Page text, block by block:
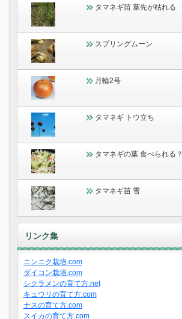
タマネギ苗 葉先が枯れる
スプリングムーン
月輪2号
タマネギ トウ立ち
タマネギの葉 食べられる？
タマネギ苗 雪
リンク集
ニンニク栽培.com
ダイコン栽培.com
シクラメンの育て方.net
キュウリの育て方.com
ナスの育て方.com
スイカの育て方.com